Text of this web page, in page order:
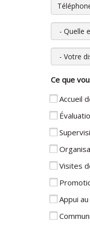
Quelle
Votre
Ce que
Accueil
Visites
Appui